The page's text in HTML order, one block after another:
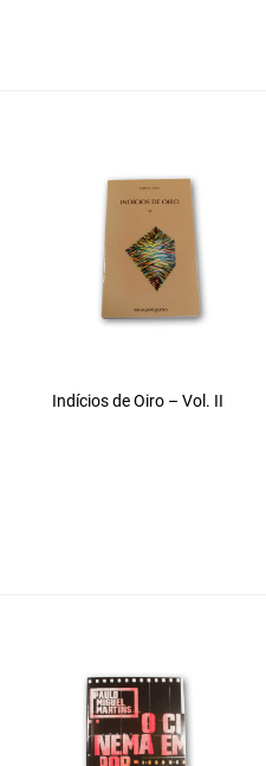
Indícios de Oiro – Vol. II